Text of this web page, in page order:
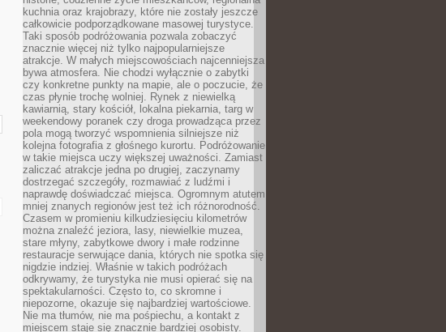
kuchnia oraz krajobrazy, które nie zostały jeszcze
całkowicie podporządkowane masowej turystyce.
Taki sposób podróżowania pozwala zobaczyć
znacznie więcej niż tylko najpopularniejsze
atrakcje. W małych miejscowościach najcenniejsza
bywa atmosfera. Nie chodzi wyłącznie o zabytki
czy konkretne punkty na mapie, ale o poczucie, że
czas płynie trochę wolniej. Rynek z niewielką
kawiarnią, stary kościół, lokalna piekarnia, targ w
weekendowy poranek czy droga prowadząca przez
pola mogą tworzyć wspomnienia silniejsze niż
kolejna fotografia z głośnego kurortu. Podróżowanie
w takie miejsca uczy większej uważności. Zamiast
zaliczać atrakcje jedna po drugiej, zaczynamy
dostrzegać szczegóły, rozmawiać z ludźmi i
naprawdę doświadczać miejsca. Ogromnym atutem
mniej znanych regionów jest też ich różnorodność.
Czasem w promieniu kilkudziesięciu kilometrów
można znaleźć jeziora, lasy, niewielkie muzea,
stare młyny, zabytkowe dwory i małe rodzinne
restauracje serwujące dania, których nie spotka się
nigdzie indziej. Właśnie w takich podróżach
odkrywamy, że turystyka nie musi opierać się na
spektakularności. Często to, co skromne i
niepozorne, okazuje się najbardziej wartościowe.
Nie ma tłumów, nie ma pośpiechu, a kontakt z
miejscem staje się znacznie bardziej osobisty.